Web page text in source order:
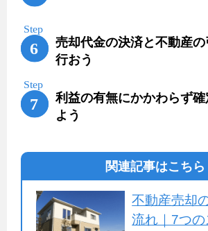
売却代金の決済と不動産
行おう
利益の有無にかかわらず確
よう
関連記事はこちら
不動産売却
流れ｜7つ